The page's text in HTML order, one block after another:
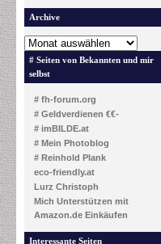
Archive
# Seiten von Bekannten und mir
selbst
# fh-forum.org
# Geldverdienen €€-
# imBILDE.at
# Mein Photoblog
# Reinhold Plank
eco-friendly.at
Lurz Christoph
Mich Unterstützen mit
Amazon.de Einkäufen
Interessante Seiten